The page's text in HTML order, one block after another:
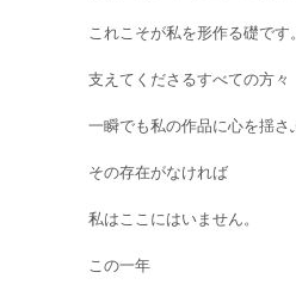
これこそが私を形作る礎です。
支えてくださるすべての方々
一瞬でも私の作品に心を揺さ
その存在がなければ
私はここにはいません。
この一年